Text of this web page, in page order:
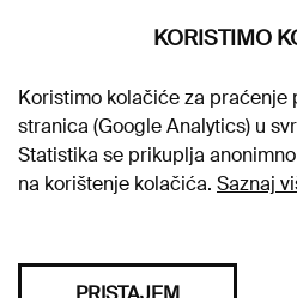
KORISTIMO
Koristimo kolačiće za praćenje
stranica (Google Analytics) u
Statistika se prikuplja
na korištenje kolačića. Saznaj